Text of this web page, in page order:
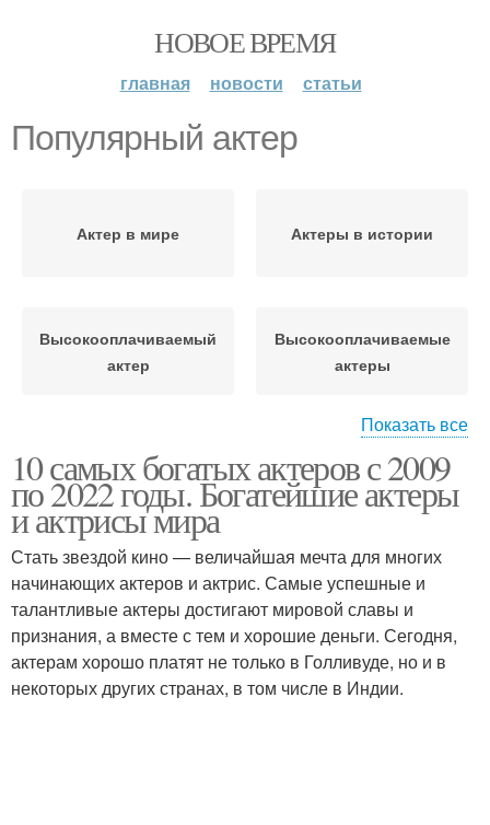
НОВОЕ ВРЕМЯ
главная новости статьи
Популярный актер
Актер в мире Актеры в истории
Высокооплачиваемый
актер
Высокооплачиваемые
актеры
Актеры в мире Кассовые актеры
Российские актеры
Показать все
10 самых богатых актеров с 2009
по 2022 годы. Богатейшие актеры
и актрисы мира
Стать звездой кино — величайшая мечта для многих
начинающих актеров и актрис. Самые успешные и
талантливые актеры достигают мировой славы и
признания, а вместе с тем и хорошие деньги. Сегодня,
актерам хорошо платят не только в Голливуде, но и в
некоторых других странах, в том числе в Индии.